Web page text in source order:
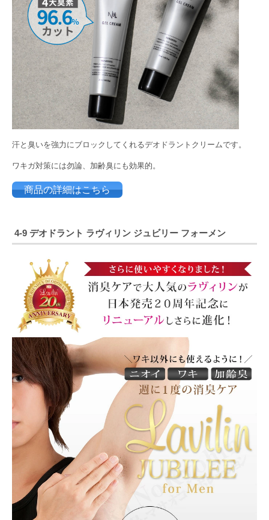
汗と臭いを強力にブロックしてくれるデオドラントクリームです。
ワキガ対策には勿論、加齢臭にも効果的。
商品の詳細はこちら
4-9 デオドラント ラヴィリン ジュビリー フォーメン